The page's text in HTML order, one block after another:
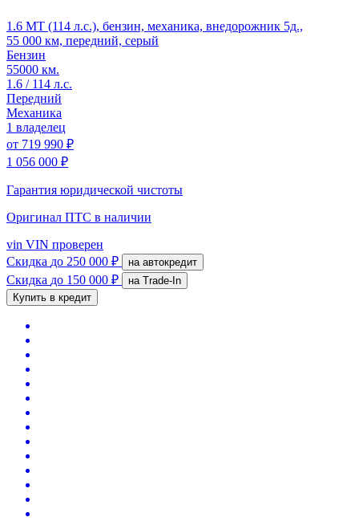
1.6 MT (114 л.с.), бензин, механика, внедорожник 5д.,
55 000 км, передний, серый
Бензин
55000 км.
1.6 / 114 л.с.
Передний
Механика
1 владелец
от 719 990 ₽
1 056 000 ₽
Гарантия юридической чистоты
Оригинал ПТС в наличии
vin VIN проверен
Скидка до 250 000 ₽ на автокредит
Скидка до 150 000 ₽
на Trade-In
Купить в кредит